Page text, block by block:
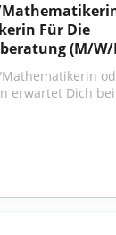
Für Die
(M/W/
erwartet Dich